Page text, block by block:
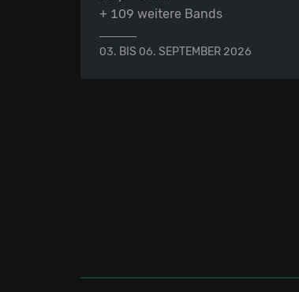
+ 109 weitere Bands
03. BIS 06. SEPTEMBER 2026